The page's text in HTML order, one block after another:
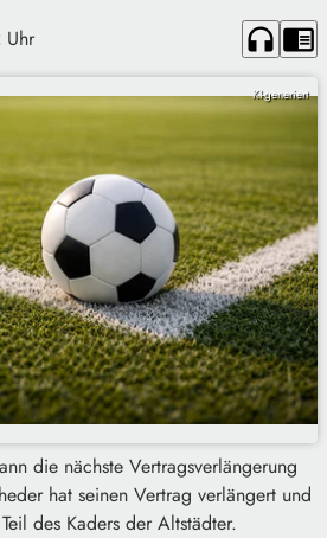
Uhr headphones chrome_reader_mode
KI-generiert
die nächste Vertragsverlängerung
hat seinen Vertrag verlängert und
des Kaders der Altstädter.